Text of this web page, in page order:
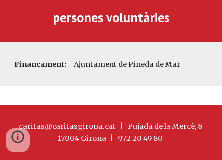
persones voluntàries
Finançament: Ajuntament de Pineda de Mar
caritas@caritasgirona.cat | Pujada de la Mercè, 8
17004 Girona | 972 20 49 80